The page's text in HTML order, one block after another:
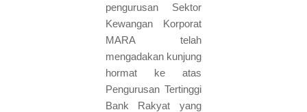
pengurusan Sektor
Kewangan Korporat
MARA telah
mengadakan kunjung
hormat ke atas
Pengurusan Tertinggi
Bank Rakyat yang